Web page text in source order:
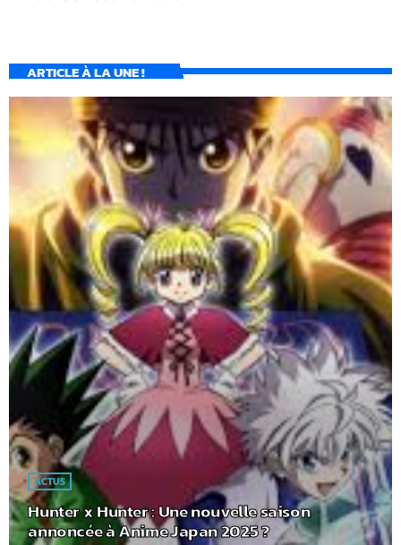
ARTICLE À LA UNE !
ACTUS
Hunter x Hunter : Une nouvelle saison
annoncée à Anime Japan 2025 ?